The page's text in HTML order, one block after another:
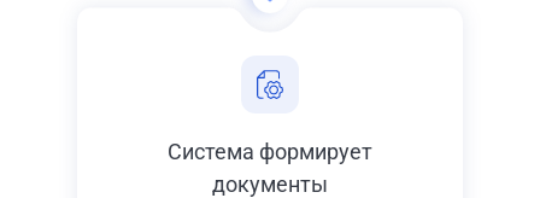
Система формирует
документы